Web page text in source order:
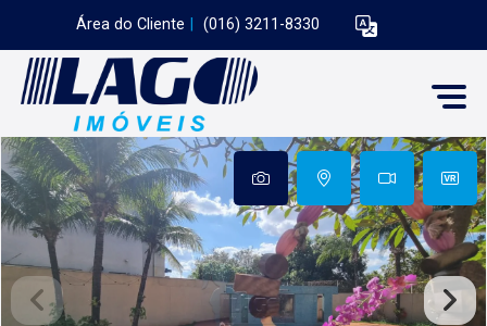
Área do Cliente (016) 3211-8330